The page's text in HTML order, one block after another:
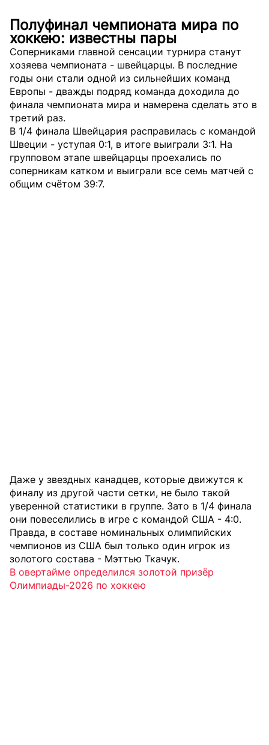
Полуфинал чемпионата мира по
хоккею: известны пары
Соперниками главной сенсации турнира станут
хозяева чемпионата - швейцарцы. В последние
годы они стали одной из сильнейших команд
Европы - дважды подряд команда доходила до
финала чемпионата мира и намерена сделать это в
третий раз.
В 1/4 финала Швейцария расправилась с командой
Швеции - уступая 0:1, в итоге выиграли 3:1. На
групповом этапе швейцарцы проехались по
соперникам катком и выиграли все семь матчей с
общим счётом 39:7.
Даже у звездных канадцев, которые движутся к
финалу из другой части сетки, не было такой
уверенной статистики в группе. Зато в 1/4 финала
они повеселились в игре с командой США - 4:0.
Правда, в составе номинальных олимпийских
чемпионов из США был только один игрок из
золотого состава - Мэттью Ткачук.
В овертайме определился золотой призёр
Олимпиады-2026 по хоккею